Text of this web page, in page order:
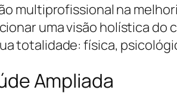
multiprofissional na
uma visão holística
totalidade: física,
Ampliada